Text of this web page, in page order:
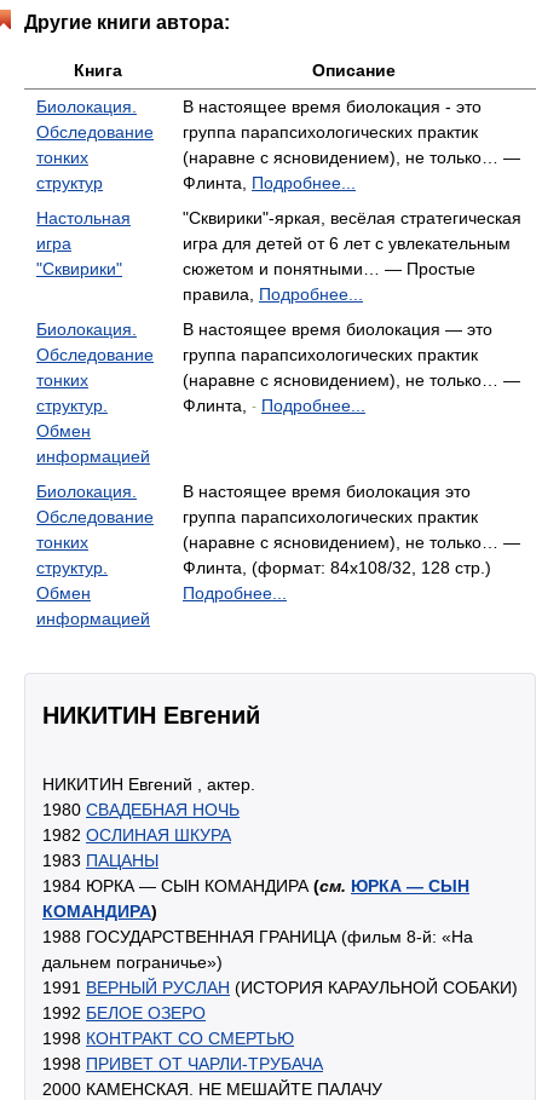
Другие книги автора:
Книга
Описание
Биолокация.
Обследование
тонких
структур
В настоящее время биолокация - это
группа парапсихологических практик
(наравне с ясновидением), не только… —
Флинта, Подробнее...
Настольная
игра
"Сквирики"
"Сквирики"-яркая, весёлая стратегическая
игра для детей от 6 лет с увлекательным
сюжетом и понятными… — Простые
правила, Подробнее...
Биолокация.
Обследование
тонких
структур.
Обмен
информацией
В настоящее время биолокация — это
группа парапсихологических практик
(наравне с ясновидением), не только… —
Флинта,
- Подробнее...
Биолокация.
Обследование
тонких
структур.
Обмен
информацией
В настоящее время биолокация это
группа парапсихологических практик
(наравне с ясновидением), не только… —
Флинта, (формат: 84x108/32, 128 стр.)
Подробнее...
НИКИТИН Евгений
НИКИТИН Евгений , актер.
1980 СВАДЕБНАЯ НОЧЬ
1982 ОСЛИНАЯ ШКУРА
1983 ПАЦАНЫ
1984 ЮРКА — СЫН КОМАНДИРА (см. ЮРКА — СЫН
КОМАНДИРА)
1988 ГОСУДАРСТВЕННАЯ ГРАНИЦА (фильм 8-й: «На
дальнем пограничье»)
1991 ВЕРНЫЙ РУСЛАН (ИСТОРИЯ КАРАУЛЬНОЙ СОБАКИ)
1992 БЕЛОЕ ОЗЕРО
1998 КОНТРАКТ СО СМЕРТЬЮ
1998 ПРИВЕТ ОТ ЧАРЛИ-ТРУБАЧА
2000 КАМЕНСКАЯ. НЕ МЕШАЙТЕ ПАЛАЧУ